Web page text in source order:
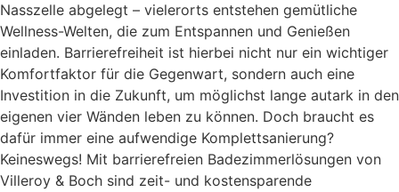
Nasszelle abgelegt – vielerorts entstehen gemütliche
Wellness-Welten, die zum Entspannen und Genießen
einladen. Barrierefreiheit ist hierbei nicht nur ein wichtiger
Komfortfaktor für die Gegenwart, sondern auch eine
Investition in die Zukunft, um möglichst lange autark in den
eigenen vier Wänden leben zu können. Doch braucht es
dafür immer eine aufwendige Komplettsanierung?
Keineswegs! Mit barrierefreien Badezimmerlösungen von
Villeroy & Boch sind zeit- und kostensparende